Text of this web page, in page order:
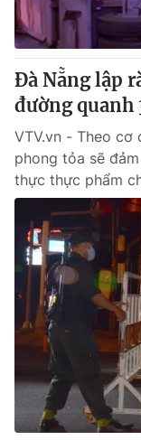
Đà Nẵng lập
đường
VTV.vn - Theo cơ
phong tỏa sẽ
thực thực phẩm